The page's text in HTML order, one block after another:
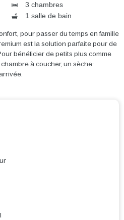
3 chambres
1 salle de bain
pour passer du temps en famille
est la solution parfaite pour de
bénéficier de petits plus comme
à coucher, un sèche-